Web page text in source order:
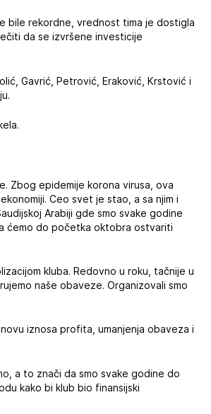
bile rekordne, vrednost tima je dostigla
da se izvršene investicije
Gavrić, Petrović, Eraković, Krstović i
Zbog epidemije korona virusa, ova
Ceo svet je stao, a sa njim i
Arabiji gde smo svake godine
ćemo do početka oktobra ostvariti
kluba. Redovno u roku, tačnije u
naše obaveze. Organizovali smo
iznosa profita, umanjenja obaveza i
a to znači da smo svake godine do
kako bi klub bio finansijski